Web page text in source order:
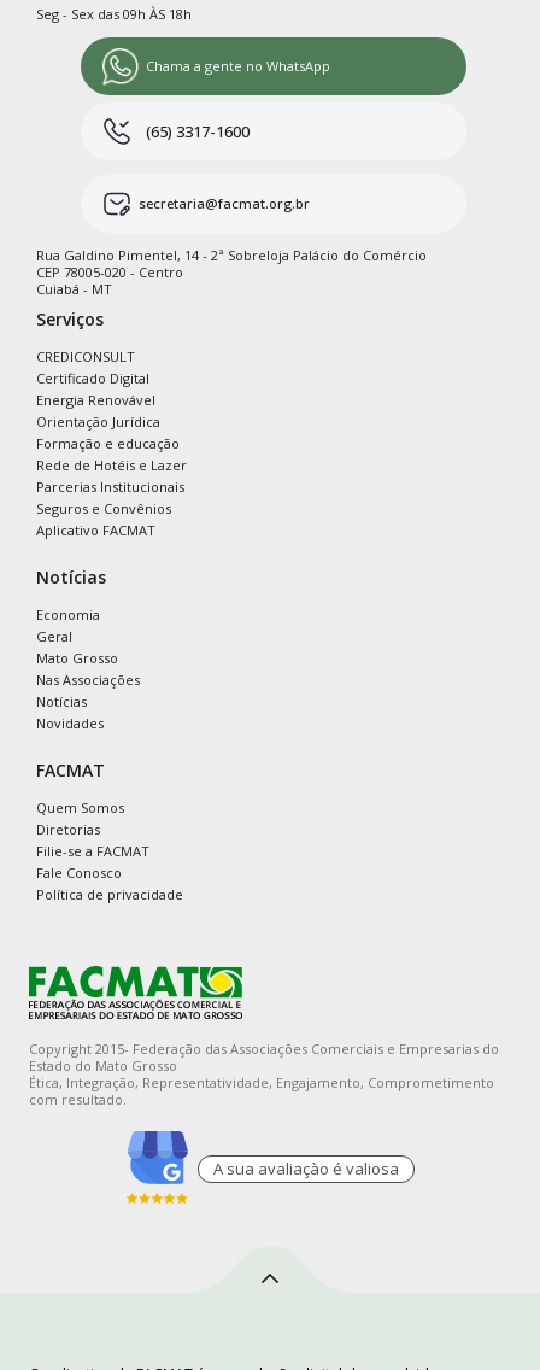
Seg - Sex das 09h ÀS 18h
Chama a gente no WhatsApp
(65) 3317-1600
secretaria@facmat.org.br
Rua Galdino Pimentel, 14 - 2ª Sobreloja Palácio do Comércio
CEP 78005-020 - Centro
Cuiabá - MT
Serviços
CREDICONSULT
Certificado Digital
Energia Renovável
Orientação Jurídica
Formação e educação
Rede de Hotéis e Lazer
Parcerias Institucionais
Seguros e Convênios
Aplicativo FACMAT
Notícias
Economia
Geral
Mato Grosso
Nas Associações
Notícias
Novidades
FACMAT
Quem Somos
Diretorias
Filie-se a FACMAT
Fale Conosco
Política de privacidade
Copyright 2015- Federação das Associações Comerciais e Empresarias do
Estado do Mato Grosso
Ética, Integração, Representatividade, Engajamento, Comprometimento
com resultado.
A sua avaliaçào é valiosa